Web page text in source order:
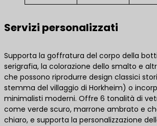
Servizi personalizzati
Supporta la goffratura del corpo della
serigrafia, la colorazione dello smalto e
che possono riprodurre design classici
stemma del villaggio di Horkheim) o
minimalisti moderni. Offre 6 tonalità di
come verde scuro, marrone ambrato e
chiaro, e supporta la personalizzazione